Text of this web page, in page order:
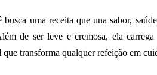
busca uma receita que una sabor,
de ser leve e cremosa, ela
que transforma qualquer refeição em